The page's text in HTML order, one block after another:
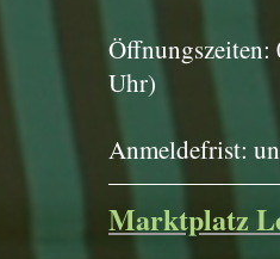
Uhr)
Anmeldefrist:
Marktplatz